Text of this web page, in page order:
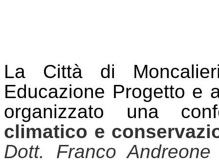
La Città di
Educazione Progetto e
organizzato una
climatico e
Dott. FrancoAndreone